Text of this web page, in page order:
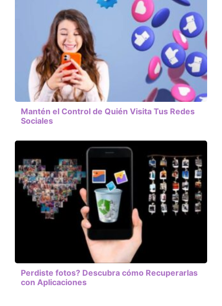
Mantén el Control de Quién Visita Tus Redes
Sociales
Perdiste fotos? Descubra cómo Recuperarlas
con Aplicaciones